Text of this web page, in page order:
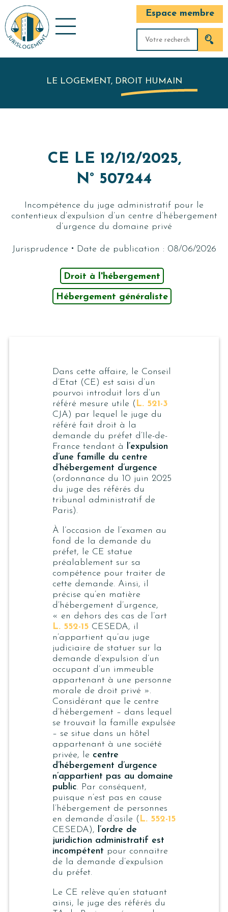
Espace membre
LE LOGEMENT, DROIT HUMAIN
CE LE 12/12/2025,
N° 507244
Incompétence du juge administratif pour le
contentieux d’expulsion d’un centre d’hébergement
d’urgence du domaine privé
Jurisprudence · Date de publication : 08/06/2026
Droit à l'hébergement
Hébergement généraliste
Dans cette affaire, le Conseil
d’Etat (CE) est saisi d’un
pourvoi introduit lors d’un
référé mesure utile ( L. 521-3
CJA) par lequel le juge du
référé fait droit à la
demande du préfet d’Ile-de-
France tendant à l’expulsion
d’une famille du centre
d’hébergement d’urgence
(ordonnance du 10 juin 2025
du juge des référés du
tribunal administratif de
Paris).
À l’occasion de l’examen au
fond de la demande du
préfet, le CE statue
préalablement sur sa
compétence pour traiter de
cette demande. Ainsi, il
précise qu’en matière
d’hébergement d’urgence,
« en dehors des cas de l’art
L. 552-15CESEDA, il
n’appartient qu’au juge
judiciaire de statuer sur la
demande d’expulsion d’un
occupant d’un immeuble
appartenant à une personne
morale de droit privé ».
Considérant que le centre
d’hébergement – dans lequel
se trouvait la famille expulsée
– se situe dans un hôtel
appartenant à une société
privée, le centre
d’hébergement d’urgence
n’appartient pas au domaine
public. Par conséquent,
puisque n’est pas en cause
l’hébergement de personnes
en demande d’asile ( L. 552-15
CESEDA), l’ordre de
juridiction administratif est
incompétent pour connaitre
de la demande d’expulsion
du préfet.
Le CE relève qu’en statuant
ainsi, le juge des référés du